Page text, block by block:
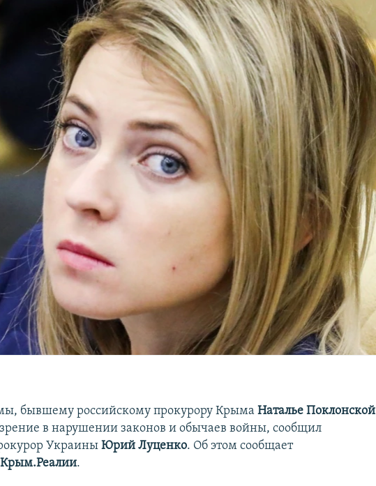
бывшему российскому прокурору КрымаНаталье Поклонской
в нарушении законов и обычаев войны, сообщил
УкраиныЮрий Луценко. Об этом сообщает
Крым.Реалии.